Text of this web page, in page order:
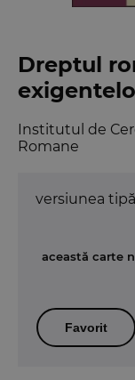
Dreptul
Institutul de
Romane
versiunea
această carte
Favorit